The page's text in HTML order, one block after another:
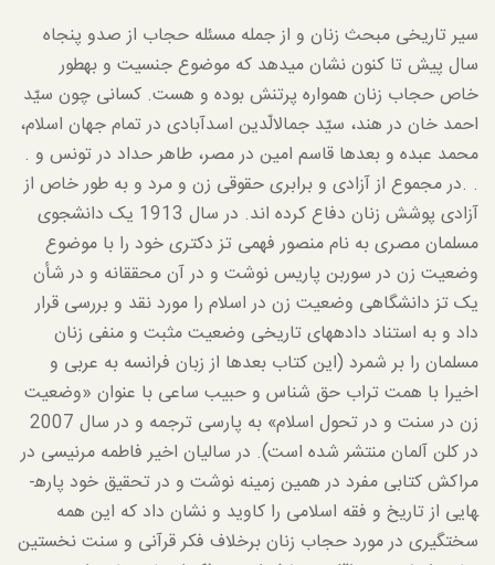
سیر تاریخی مبحث زنان و از جمله مسئله حجاب از صدو پنجاه
سال پیش تا کنون نشان می­دهد که موضوع جنسیت و به­طور
خاص حجاب زنان همواره پرتنش بوده و هست. کسانی چون سیّد
احمد خان در هند، سیّد جمال­الّدین اسدآبادی در تمام جهان اسلام،
محمد عبده و بعدها قاسم امین در مصر، طاهر حداد در تونس و .
. .در مجموع از آزادی و برابری حقوقی زن و مرد و به طور خاص از
آزادی پوشش زنان دفاع کرده اند. در سال 1913 یک دانشجوی
مسلمان مصری به نام منصور فهمی تز دکتری خود را با موضوع
وضعیت زن در سوربن پاریس نوشت و در آن محققانه و در شأن
یک تز دانشگاهی وضعیت زن در اسلام را مورد نقد و بررسی قرار
داد و به استناد داده­های تاریخی وضعیت مثبت و منفی زنان
مسلمان را بر شمرد (این کتاب بعدها از زبان فرانسه به عربی و
اخیرا با همت تراب حق شناس و حبیب ساعی با عنوان «وضعیت
زن در سنت و در تحول اسلام» به پارسی ترجمه و در سال 2007
در کلن آلمان منتشر شده است). در سالیان اخیر فاطمه مرنیسی در
مراکش کتابی مفرد در همین زمینه نوشت و در تحقیق خود پاره­
هایی از تاریخ و فقه اسلامی را کاوید و نشان داد که این همه
سختگیری در مورد حجاب زنان برخلاف فکر قرآنی و سنت نخستین